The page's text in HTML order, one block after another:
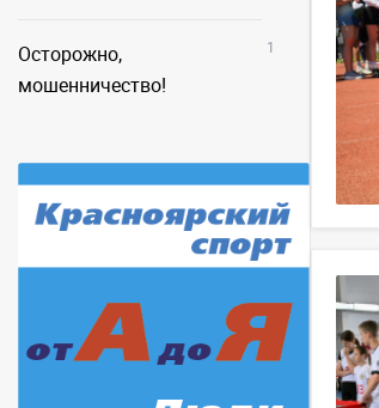
Осторожно,
мошенничество!
1